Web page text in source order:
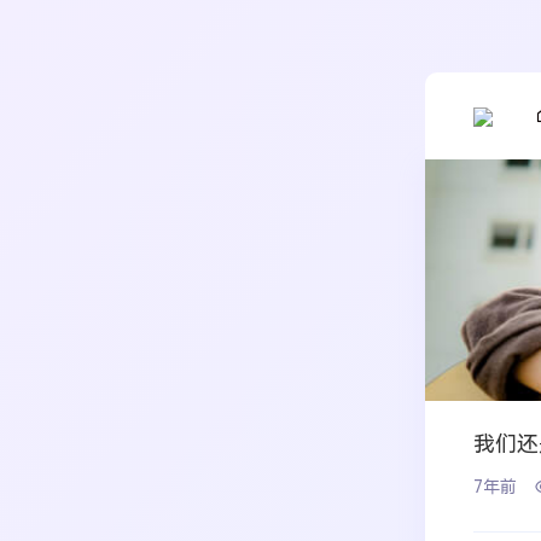
我们
7年前